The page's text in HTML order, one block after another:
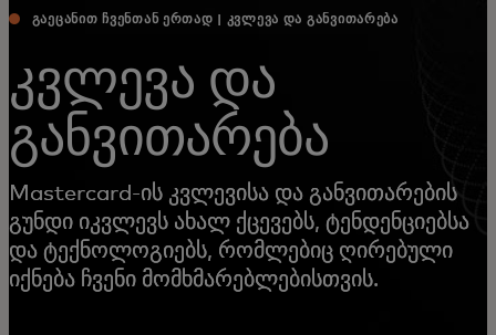
ᲒᲐᲔᲪᲐᲜᲘᲗ ᲩᲕᲔᲜᲗᲐᲜ ᲔᲠᲗᲐᲓ | ᲙᲕᲚᲔᲕᲐ ᲓᲐ ᲒᲐᲜᲕᲘᲗᲐᲠᲔᲑᲐ
კვლევა და
განვითარება
Mastercard-ის კვლევისა და განვითარების
გუნდი იკვლევს ახალ ქცევებს, ტენდენციებსა
და ტექნოლოგიებს, რომლებიც ღირებული
იქნება ჩვენი მომხმარებლებისთვის.